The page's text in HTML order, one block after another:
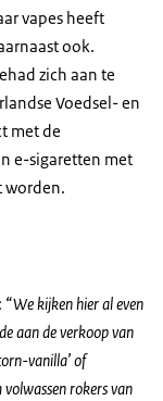
vapes heeft
ook.
zich aan te
Voedsel- en
met de
e-sigaretten met
worden.
“We kijken hier al even
aan de verkoop van
vanilla’ of
rokers van